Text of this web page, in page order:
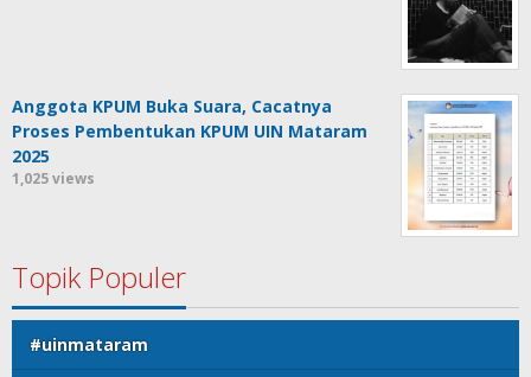
Anggota KPUM Buka Suara, Cacatnya
Proses Pembentukan KPUM UIN Mataram
2025
1,025 views
Topik Populer
#uinmataram